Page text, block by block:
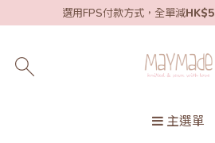
選用FPS付款方式，全單減HK$5
主選單